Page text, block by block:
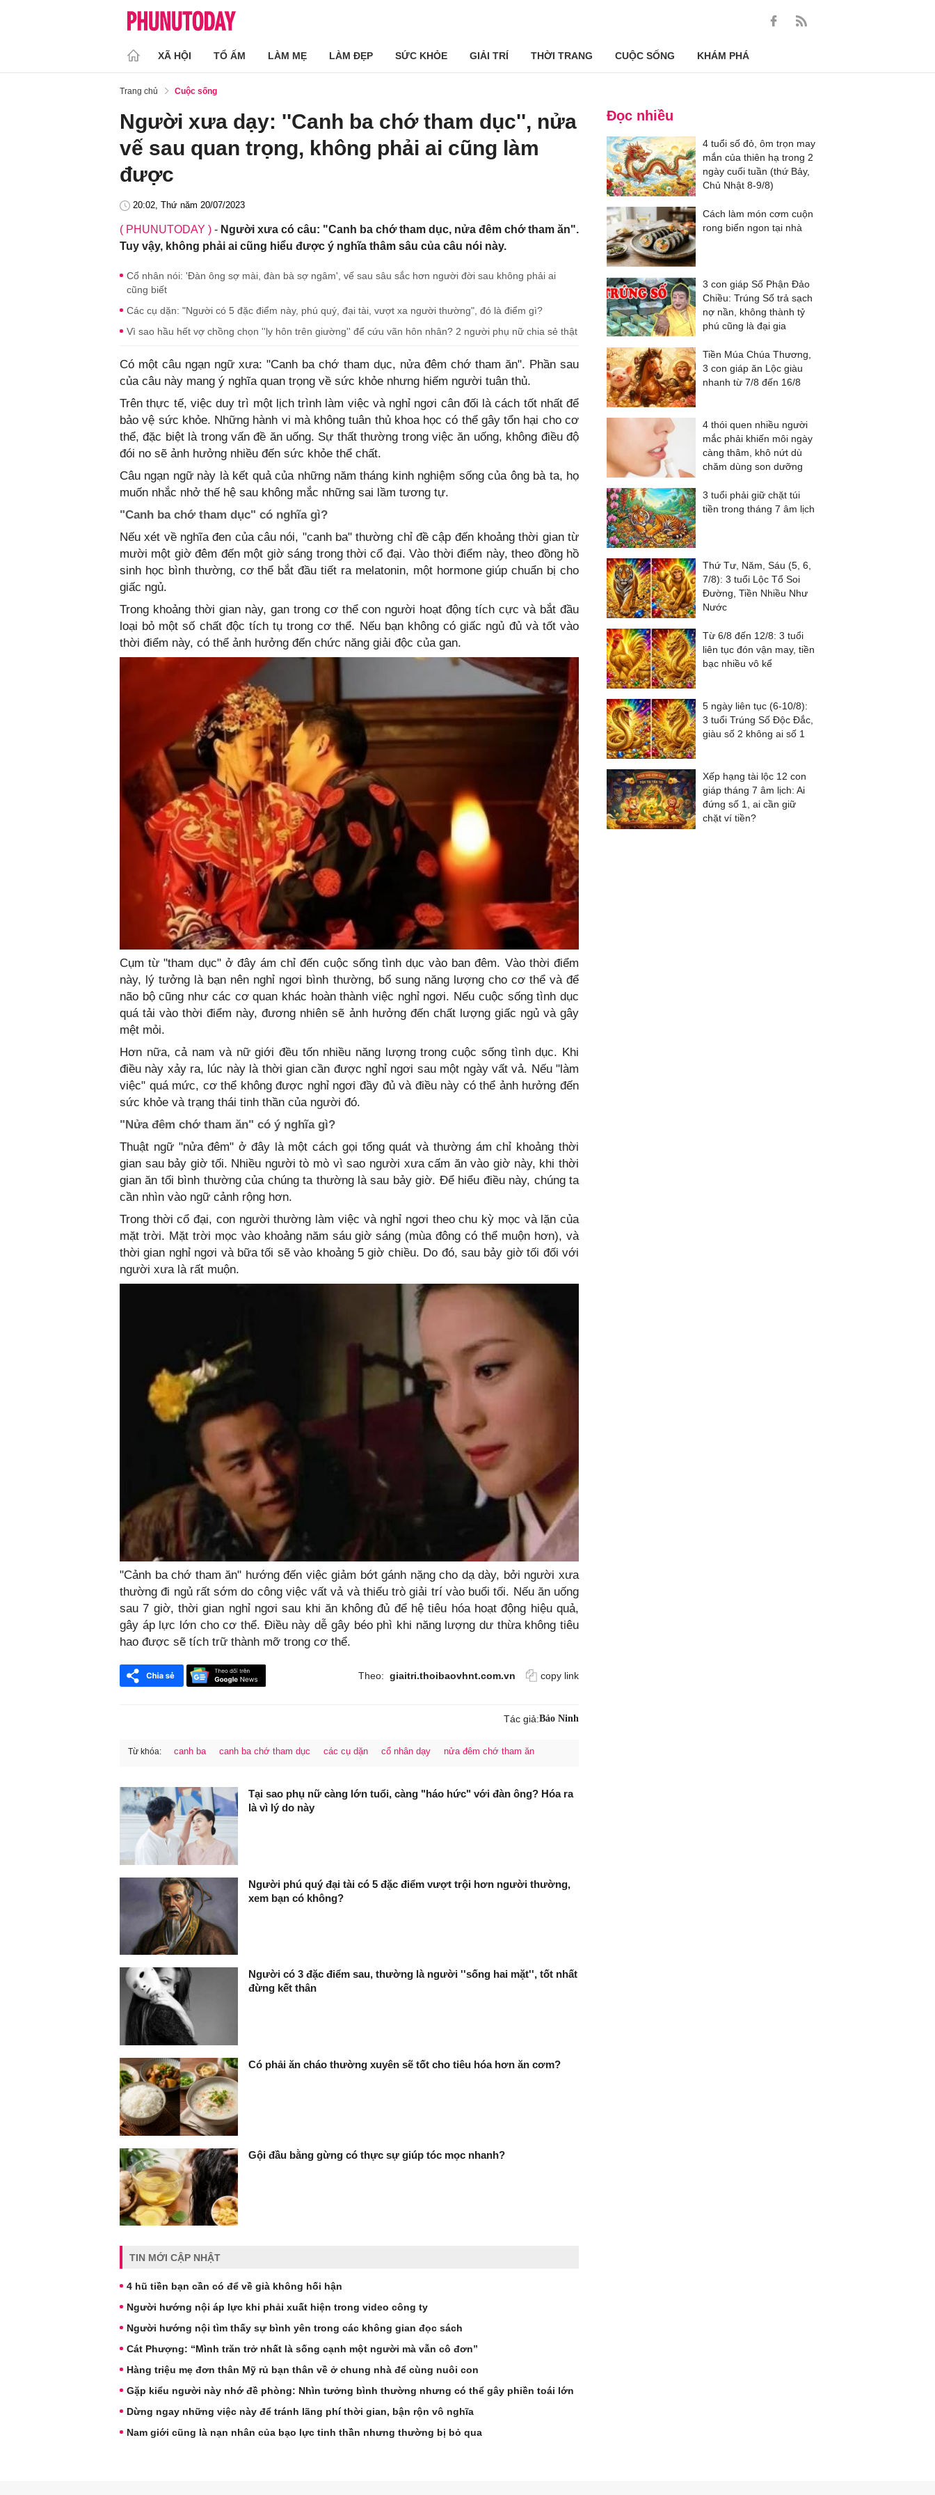
XÃ HỘI TỔ ẤM LÀM MẸ LÀM ĐẸP SỨC KHỎE GIẢI TRÍ THỜI TRANG CUỘC SỐNG KHÁM PHÁ
Trang chủ Cuộc sống
Người xưa dạy: ''Canh ba chớ tham dục'', nửa
vế sau quan trọng, không phải ai cũng làm
được
20:02, Thứ năm 20/07/2023
( PHUNUTODAY ) - Người xưa có câu: "Canh ba chớ tham dục, nửa đêm chớ tham ăn".
Tuy vậy, không phải ai cũng hiểu được ý nghĩa thâm sâu của câu nói này.
Cổ nhân nói: 'Đàn ông sợ mài, đàn bà sợ ngâm', vế sau sâu sắc hơn người đời sau không phải ai
cũng biết
Các cụ dặn: "Người có 5 đặc điểm này, phú quý, đại tài, vượt xa người thường", đó là điểm gì?
Vì sao hầu hết vợ chồng chọn ''ly hôn trên giường'' để cứu vãn hôn nhân? 2 người phụ nữ chia sẻ thật
Có một câu ngạn ngữ xưa: "Canh ba chớ tham dục, nửa đêm chớ tham ăn". Phần sau
của câu này mang ý nghĩa quan trọng về sức khỏe nhưng hiếm người tuân thủ.
Trên thực tế, việc duy trì một lịch trình làm việc và nghỉ ngơi cân đối là cách tốt nhất để
bảo vệ sức khỏe. Những hành vi mà không tuân thủ khoa học có thể gây tổn hại cho cơ
thể, đặc biệt là trong vấn đề ăn uống. Sự thất thường trong việc ăn uống, không điều độ
đói no sẽ ảnh hưởng nhiều đến sức khỏe thể chất.
Câu ngạn ngữ này là kết quả của những năm tháng kinh nghiệm sống của ông bà ta, họ
muốn nhắc nhở thế hệ sau không mắc những sai lầm tương tự.
"Canh ba chớ tham dục" có nghĩa gì?
Nếu xét về nghĩa đen của câu nói, "canh ba" thường chỉ đề cập đến khoảng thời gian từ
mười một giờ đêm đến một giờ sáng trong thời cổ đại. Vào thời điểm này, theo đồng hồ
sinh học bình thường, cơ thể bắt đầu tiết ra melatonin, một hormone giúp chuẩn bị cho
giấc ngủ.
Trong khoảng thời gian này, gan trong cơ thể con người hoạt động tích cực và bắt đầu
loại bỏ một số chất độc tích tụ trong cơ thể. Nếu bạn không có giấc ngủ đủ và tốt vào
thời điểm này, có thể ảnh hưởng đến chức năng giải độc của gan.
Cụm từ "tham dục" ở đây ám chỉ đến cuộc sống tình dục vào ban đêm. Vào thời điểm
này, lý tưởng là bạn nên nghỉ ngơi bình thường, bổ sung năng lượng cho cơ thể và để
não bộ cũng như các cơ quan khác hoàn thành việc nghỉ ngơi. Nếu cuộc sống tình dục
quá tải vào thời điểm này, đương nhiên sẽ ảnh hưởng đến chất lượng giấc ngủ và gây
mệt mỏi.
Hơn nữa, cả nam và nữ giới đều tốn nhiều năng lượng trong cuộc sống tình dục. Khi
điều này xảy ra, lúc này là thời gian cần được nghỉ ngơi sau một ngày vất vả. Nếu "làm
việc" quá mức, cơ thể không được nghỉ ngơi đầy đủ và điều này có thể ảnh hưởng đến
sức khỏe và trạng thái tinh thần của người đó.
"Nửa đêm chớ tham ăn" có ý nghĩa gì?
Thuật ngữ "nửa đêm" ở đây là một cách gọi tổng quát và thường ám chỉ khoảng thời
gian sau bảy giờ tối. Nhiều người tò mò vì sao người xưa cấm ăn vào giờ này, khi thời
gian ăn tối bình thường của chúng ta thường là sau bảy giờ. Để hiểu điều này, chúng ta
cần nhìn vào ngữ cảnh rộng hơn.
Trong thời cổ đại, con người thường làm việc và nghỉ ngơi theo chu kỳ mọc và lặn của
mặt trời. Mặt trời mọc vào khoảng năm sáu giờ sáng (mùa đông có thể muộn hơn), và
thời gian nghỉ ngơi và bữa tối sẽ vào khoảng 5 giờ chiều. Do đó, sau bảy giờ tối đối với
người xưa là rất muộn.
"Cảnh ba chớ tham ăn" hướng đến việc giảm bớt gánh nặng cho dạ dày, bởi người xưa
thường đi ngủ rất sớm do công việc vất vả và thiếu trò giải trí vào buổi tối. Nếu ăn uống
sau 7 giờ, thời gian nghỉ ngơi sau khi ăn không đủ để hệ tiêu hóa hoạt động hiệu quả,
gây áp lực lớn cho cơ thể. Điều này dễ gây béo phì khi năng lượng dư thừa không tiêu
hao được sẽ tích trữ thành mỡ trong cơ thể.
Theo: giaitri.thoibaovhnt.com.vn copy link
Tác giả:Bảo Ninh
Từ khóa: canh ba canh ba chớ tham dục các cụ dặn cổ nhân dạy nửa đêm chớ tham ăn
Tại sao phụ nữ càng lớn tuổi, càng "háo hức" với đàn ông? Hóa ra
là vì lý do này
Người phú quý đại tài có 5 đặc điểm vượt trội hơn người thường,
xem bạn có không?
Người có 3 đặc điểm sau, thường là người ''sống hai mặt'', tốt nhất
đừng kết thân
Có phải ăn cháo thường xuyên sẽ tốt cho tiêu hóa hơn ăn cơm?
Gội đầu bằng gừng có thực sự giúp tóc mọc nhanh?
TIN MỚI CẬP NHẬT
4 hũ tiền bạn cần có để về già không hối hận
Người hướng nội áp lực khi phải xuất hiện trong video công ty
Người hướng nội tìm thấy sự bình yên trong các không gian đọc sách
Cát Phượng: “Mình trăn trở nhất là sống cạnh một người mà vẫn cô đơn”
Hàng triệu mẹ đơn thân Mỹ rủ bạn thân về ở chung nhà để cùng nuôi con
Gặp kiểu người này nhớ đề phòng: Nhìn tưởng bình thường nhưng có thể gây phiền toái lớn
Dừng ngay những việc này để tránh lãng phí thời gian, bận rộn vô nghĩa
Nam giới cũng là nạn nhân của bạo lực tinh thần nhưng thường bị bỏ qua
Đọc nhiều
4 tuổi số đỏ, ôm trọn may
mắn của thiên hạ trong 2
ngày cuối tuần (thứ Bảy,
Chủ Nhật 8-9/8)
Cách làm món cơm cuộn
rong biển ngon tại nhà
3 con giáp Số Phận Đảo
Chiều: Trúng Số trả sạch
nợ nần, không thành tỷ
phú cũng là đại gia
Tiền Múa Chúa Thương,
3 con giáp ăn Lộc giàu
nhanh từ 7/8 đến 16/8
4 thói quen nhiều người
mắc phải khiến môi ngày
càng thâm, khô nứt dù
chăm dùng son dưỡng
3 tuổi phải giữ chặt túi
tiền trong tháng 7 âm lịch
Thứ Tư, Năm, Sáu (5, 6,
7/8): 3 tuổi Lộc Tổ Soi
Đường, Tiền Nhiều Như
Nước
Từ 6/8 đến 12/8: 3 tuổi
liên tục đón vận may, tiền
bạc nhiều vô kể
5 ngày liên tục (6-10/8):
3 tuổi Trúng Số Độc Đắc,
giàu số 2 không ai số 1
Xếp hạng tài lộc 12 con
giáp tháng 7 âm lịch: Ai
đứng số 1, ai cần giữ
chặt ví tiền?